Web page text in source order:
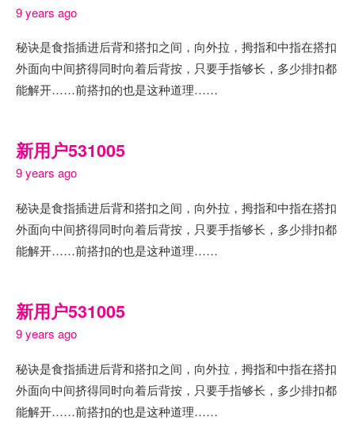
9 years ago
秘诀是食指插进后背和搭扣之间，向外拉，拇指和中指在搭扣
外面向中间挤得同时向着后背按，只要手指够长，多少排扣都
能解开……前搭扣的也是这种道理……
新用户531005
9 years ago
秘诀是食指插进后背和搭扣之间，向外拉，拇指和中指在搭扣
外面向中间挤得同时向着后背按，只要手指够长，多少排扣都
能解开……前搭扣的也是这种道理……
新用户531005
9 years ago
秘诀是食指插进后背和搭扣之间，向外拉，拇指和中指在搭扣
外面向中间挤得同时向着后背按，只要手指够长，多少排扣都
能解开……前搭扣的也是这种道理……